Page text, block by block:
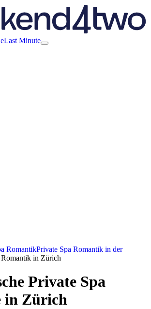
Last Minute
RomantikPrivate Spa Romantik in der
Romantik in Zürich
Private Spa
in Zürich